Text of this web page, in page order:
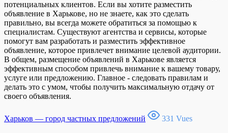
потенциальных клиентов. Если вы хотите разместить
объявление в Харькове, но не знаете, как это сделать
правильно, вы всегда можете обратиться за помощью к
специалистам. Существуют агентства и сервисы, которые
помогут вам разработать и разместить эффективное
объявление, которое привлечет внимание целевой аудитории.
В общем, размещение объявлений в Харькове является
эффективным способом привлечь внимание к вашему товару,
услуге или предложению. Главное - следовать правилам и
делать это с умом, чтобы получить максимальную отдачу от
своего объявления.
Харьков — город частных предложений 331 Vues